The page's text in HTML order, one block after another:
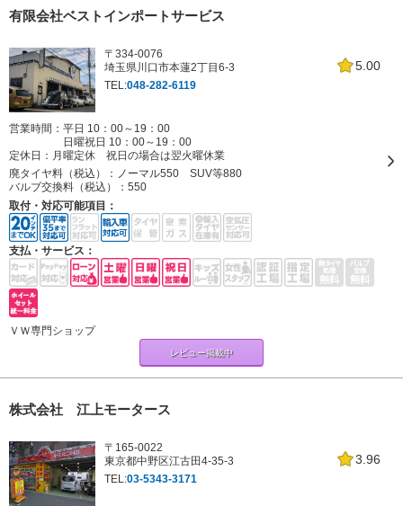
有限会社ベストインポートサービス
5.00
〒334-0076
埼玉県川口市本蓮2丁目6-3
TEL:048-282-6119
営業時間：平日 10：00～19：00
日曜祝日 10：00～19：00
定休日： 月曜定休 祝日の場合は翌火曜休業
廃タイヤ料（税込）： ノーマル550 SUV等880
バルブ交換料（税込）： 550
取付・対応可能項目：
支払・サービス：
ＶＷ専門ショップ
レビュー掲載中
株式会社 江上モータース
3.96
〒165-0022
東京都中野区江古田4-35-3
TEL:03-5343-3171